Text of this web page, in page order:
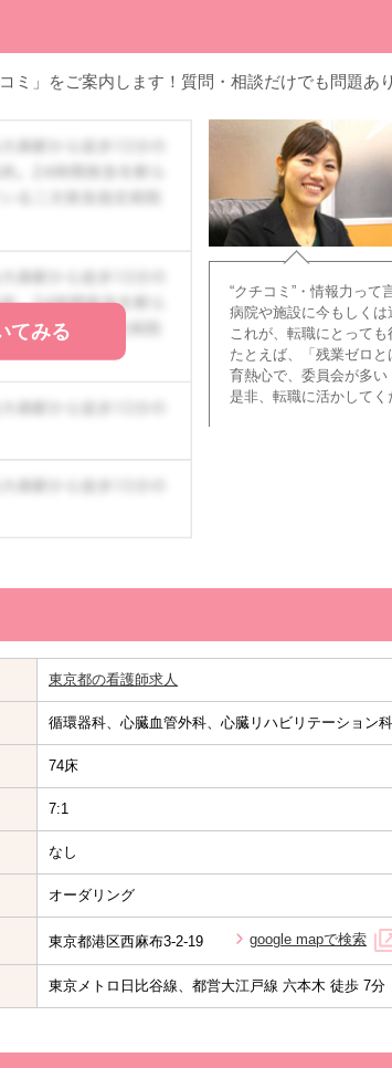
ミ」をご案内します！質問・相談だけでも問題あ
てみる
“クチコミ”・情報力って
病院や施設に今もしくは
これが、転職にとっても
たとえば、「残業ゼロ
育熱心で、委員会が多い
是非、転職に活かしてく
東京都の看護師求人
循環器科、心臓血管外科、心臓リハビリテーション
74床
7:1
なし
オーダリング
東京都港区西麻布3-2-19 google mapで検索
東京メトロ日比谷線、都営大江戸線 六本木 徒歩 7分